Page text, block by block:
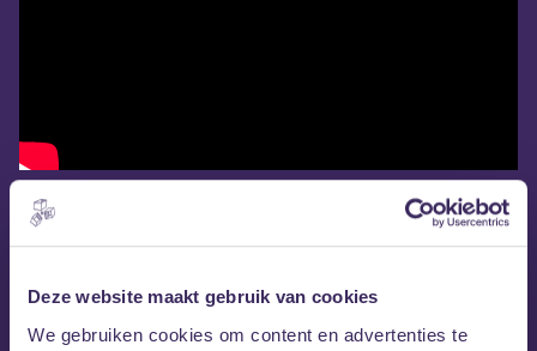
Deze website maakt gebruik van cookies
We gebruiken cookies om content en advertenties te